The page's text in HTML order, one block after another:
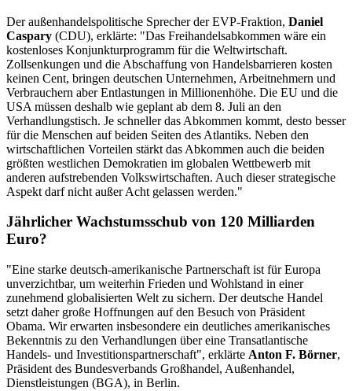
Der außenhandelspolitische Sprecher der EVP-Fraktion, Daniel
Caspary (CDU), erklärte: "Das Freihandelsabkommen wäre ein
kostenloses Konjunkturprogramm für die Weltwirtschaft.
Zollsenkungen und die Abschaffung von Handelsbarrieren kosten
keinen Cent, bringen deutschen Unternehmen, Arbeitnehmern und
Verbrauchern aber Entlastungen in Millionenhöhe. Die EU und die
USA müssen deshalb wie geplant ab dem 8. Juli an den
Verhandlungstisch. Je schneller das Abkommen kommt, desto besser
für die Menschen auf beiden Seiten des Atlantiks. Neben den
wirtschaftlichen Vorteilen stärkt das Abkommen auch die beiden
größten westlichen Demokratien im globalen Wettbewerb mit
anderen aufstrebenden Volkswirtschaften. Auch dieser strategische
Aspekt darf nicht außer Acht gelassen werden."
Jährlicher Wachstumsschub von 120 Milliarden
Euro?
"Eine starke deutsch-amerikanische Partnerschaft ist für Europa
unverzichtbar, um weiterhin Frieden und Wohlstand in einer
zunehmend globalisierten Welt zu sichern. Der deutsche Handel
setzt daher große Hoffnungen auf den Besuch von Präsident
Obama. Wir erwarten insbesondere ein deutliches amerikanisches
Bekenntnis zu den Verhandlungen über eine Transatlantische
Handels- und Investitionspartnerschaft", erklärte Anton F. Börner,
Präsident des Bundesverbands Großhandel, Außenhandel,
Dienstleistungen (BGA), in Berlin.